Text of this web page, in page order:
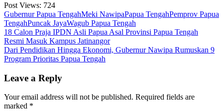
Post Views: 724
Gubernur Papua TengahMeki NawipaPapua TengahPemprov Papua
TengahPuncak JayaWagub Papua Tengah
Post
navigation
18 Calon Praja IPDN Asli Papua Asal Provinsi Papua Tengah
Resmi Masuk Kampus Jatinangor
Dari Pendidikan Hingga Ekonomi, Gubernur Nawipa Rumuskan 9
Program Prioritas Papua Tengah
Leave a Reply
Your email address will not be published. Required fields are
marked *